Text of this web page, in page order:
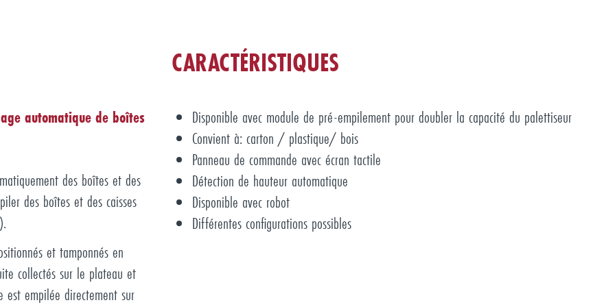
automatique de boîtes
des boîtes et des
des boîtes et des caisses
et tamponnés en
collectés sur le plateau et
est empilée directement sur
CARACTÉRISTIQUES
Disponible avec module de pré-empilement pour doubler la capacité du palettiseur
Convient à: carton / plastique/ bois
Panneau de commande avec écran tactile
Détection de hauteur automatique
Disponible avec robot
Différentes configurations possibles